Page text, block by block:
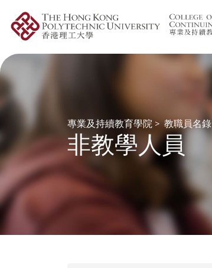
專業及持續教育學院 > 教職員名錄
非教學人員